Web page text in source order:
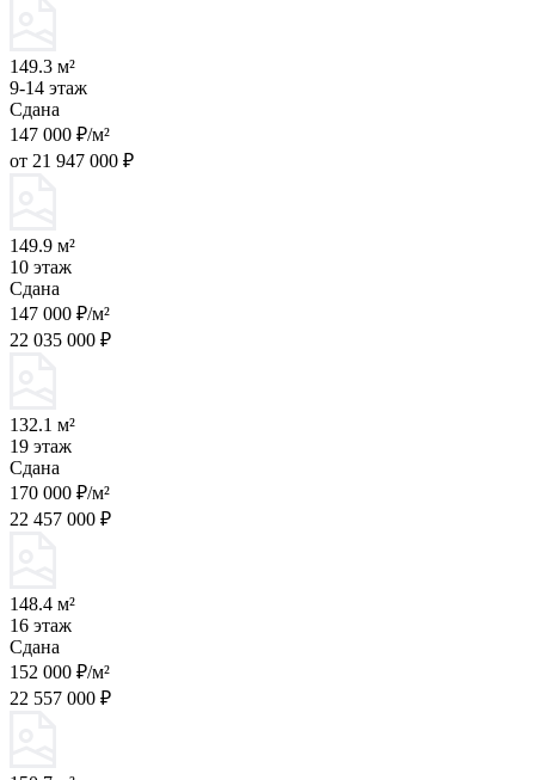
149.3 м²
9-14 этаж
Сдана
147 000 ₽/м²
от 21 947 000 ₽
149.9 м²
10 этаж
Сдана
147 000 ₽/м²
22 035 000 ₽
132.1 м²
19 этаж
Сдана
170 000 ₽/м²
22 457 000 ₽
148.4 м²
16 этаж
Сдана
152 000 ₽/м²
22 557 000 ₽